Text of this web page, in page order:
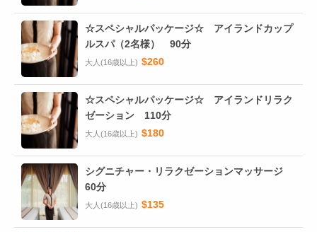
☆スペシャルパッケージ☆ アイランドカップ
ルスパ（2名様） 90分
大人(16歳以上) $260
☆スペシャルパッケージ☆ アイランドリラク
ゼーション 110分
大人(16歳以上) $180
シグニチャー・リラクゼーションマッサージ
60分
大人(16歳以上) $135